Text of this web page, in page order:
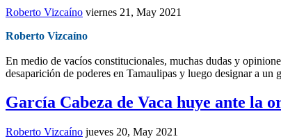
Roberto Vizcaíno viernes 21, May 2021
Roberto Vizcaíno
En medio de vacíos constitucionales, muchas dudas y
desaparición de poderes en Tamaulipas y luego designar a un
García Cabeza de Vaca huye ante la
Roberto Vizcaíno jueves 20, May 2021